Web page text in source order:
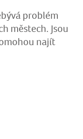
problém
městech. Jsou
najít